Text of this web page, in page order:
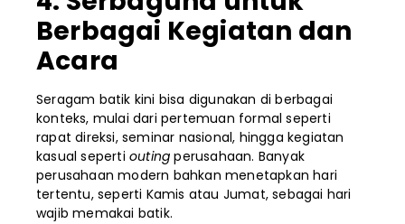
Berbagai Kegiatan dan
Acara
Seragam batik kini bisa digunakan di berbagai
konteks, mulai dari pertemuan formal seperti
rapat direksi, seminar nasional, hingga kegiatan
kasual seperti outingperusahaan. Banyak
perusahaan modern bahkan menetapkan hari
tertentu, seperti Kamis atau Jumat, sebagai hari
wajib memakai batik.